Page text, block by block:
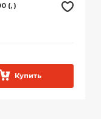
(, )
Купить